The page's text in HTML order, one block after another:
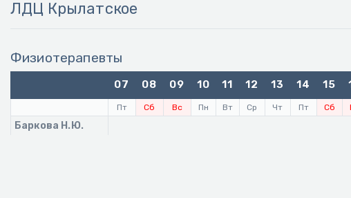
ЛДЦ Крылатское
Физиотерапевты
07 08 09 10 11 12 13 14 15
Пт Сб Вс Пн Вт Ср Чт Пт Сб
Баркова Н.Ю.